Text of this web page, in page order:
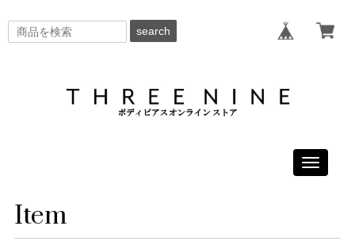
search
Toggle
Item